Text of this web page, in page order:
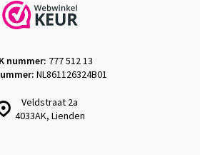
Veldstraat 2a
4033AK, Lienden
nummer: 777 512 13
NL861126324B01